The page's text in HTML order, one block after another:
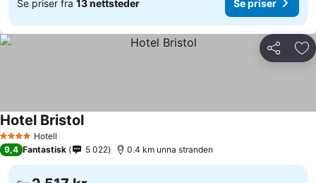
Se priser fra 13 nettsteder Se priser
Del
4 StjernerHotell
Hotel Bristol
9,4 Fantastisk 5 022 0.4 km unna stranden